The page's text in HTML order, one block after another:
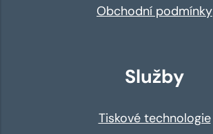
Obchodní podmínky
Služby
Tiskové technologie